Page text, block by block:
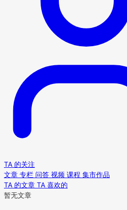
TA 的关注
文章 专栏 问答 视频 课程 集市作品
TA 的文章 TA 喜欢的
暂无文章